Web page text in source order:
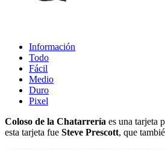
Información
Todo
Fácil
Medio
Duro
Pixel
Coloso de la Chatarrería es una tarjeta
esta tarjeta fue Steve Prescott, que